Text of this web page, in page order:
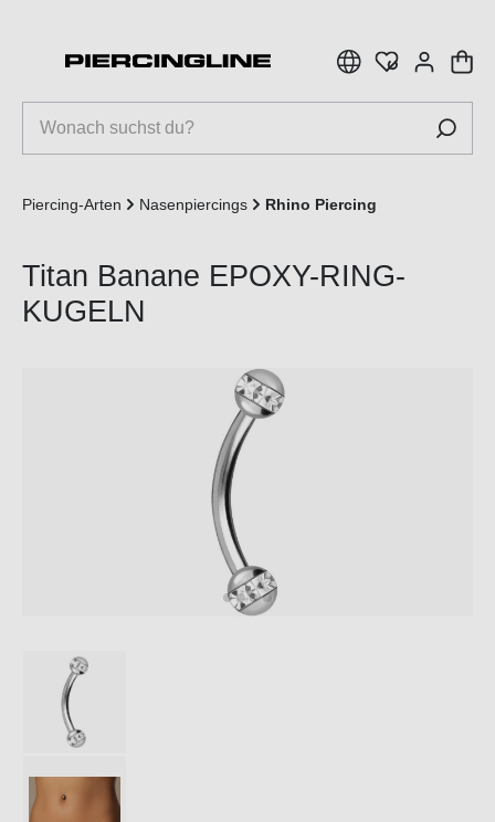
Piercing-Arten Nasenpiercings Rhino Piercing
Titan Banane EPOXY-RING-
KUGELN